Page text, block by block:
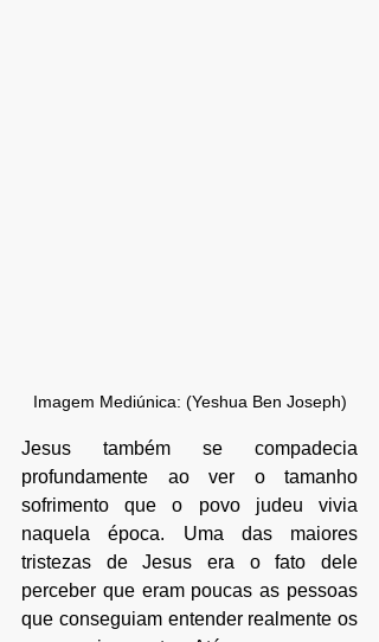
Imagem Mediúnica: (Yeshua Ben Joseph)
Jesus também se compadecia
profundamente ao ver o tamanho
sofrimento que o povo judeu vivia
naquela época. Uma das maiores
tristezas de Jesus era o fato dele
perceber que eram poucas as pessoas
que conseguiam entender realmente os